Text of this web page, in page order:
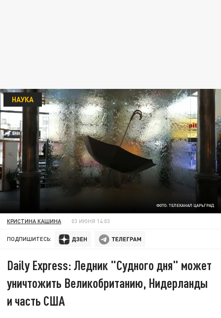
ФОТО: ТЕЛЕКАНАЛ ЦАРЬГРАД
НАУКА
КРИСТИНА КАШИНА 03 ИЮНЯ 14:03
ПОДПИШИТЕСЬ:
Daily Express: Ледник "Судного дня" может
уничтожить Великобританию, Нидерланды
и часть США